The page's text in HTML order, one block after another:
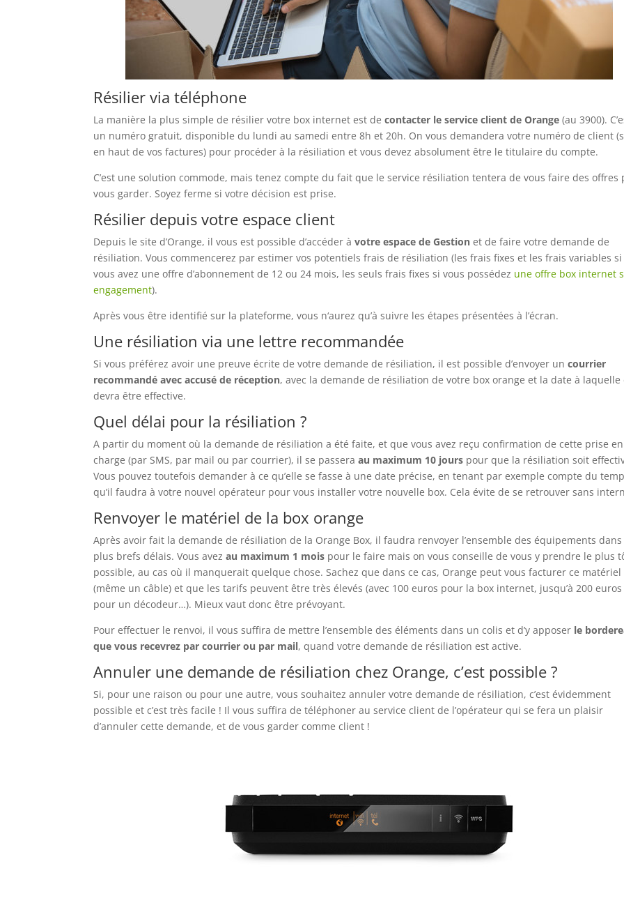
Résilier via téléphone
La manière la plus simple de résilier votre box internet est decontacter le service client de Orange (au 3900).
un numéro gratuit, disponible du lundi au samedi entre 8h et 20h. On vous demandera votre numéro de client
en haut de vos factures) pour procéder à la résiliation et vous devez absolument être le titulaire du compte.
C’est une solution commode, mais tenez compte du fait que le service résiliation tentera de vous faire des offres
vous garder. Soyez ferme si votre décision est prise.
Résilier depuis votre espace client
Depuis le site d’Orange, il vous est possible d’accéder àvotre espace de Gestion et de faire votre demande de
résiliation. Vous commencerez par estimer vos potentiels frais de résiliation (les frais fixes et les frais variables si
vous avez une offre d’abonnement de 12 ou 24 mois, les seuls frais fixes si vous possédez une offre box internet
engagement).
Après vous être identifié sur la plateforme, vous n‘aurez qu’à suivre les étapes présentées à l’écran.
Une résiliation via une lettre recommandée
Si vous préférez avoir une preuve écrite de votre demande de résiliation, il est possible d’envoyer uncourrier
recommandé avec accusé de réception, avec la demande de résiliation de votre box orange et la date à laquelle
devra être effective.
Quel délai pour la résiliation ?
A partir du moment où la demande de résiliation a été faite, et que vous avez reçu confirmation de cette prise en
charge (par SMS, par mail ou par courrier), il se passeraau maximum 10 jours pour que la résiliation soit
Vous pouvez toutefois demander à ce qu’elle se fasse à une date précise, en tenant par exemple compte du
qu’il faudra à votre nouvel opérateur pour vous installer votre nouvelle box. Cela évite de se retrouver sans
Renvoyer le matériel de la box orange
Après avoir fait la demande de résiliation de la Orange Box, il faudra renvoyer l’ensemble des équipements
plus brefs délais. Vous avezau maximum 1 mois pour le faire mais on vous conseille de vous y prendre le plus
possible, au cas où il manquerait quelque chose. Sachez que dans ce cas, Orange peut vous facturer ce matériel
(même un câble) et que les tarifs peuvent être très élevés (avec 100 euros pour la box internet, jusqu’à 200 euros
pour un décodeur…). Mieux vaut donc être prévoyant.
Pour effectuer le renvoi, il vous suffira de mettre l’ensemble des éléments dans un colis et d’y apposer le
que vous recevrez par courrier ou par mail, quand votre demande de résiliation est active.
Annuler une demande de résiliation chez Orange, c’est possible ?
Si, pour une raison ou pour une autre, vous souhaitez annuler votre demande de résiliation, c’est évidemment
possible et c’est très facile ! Il vous suffira de téléphoner au service client de l’opérateur qui se fera un plaisir
d’annuler cette demande, et de vous garder comme client !